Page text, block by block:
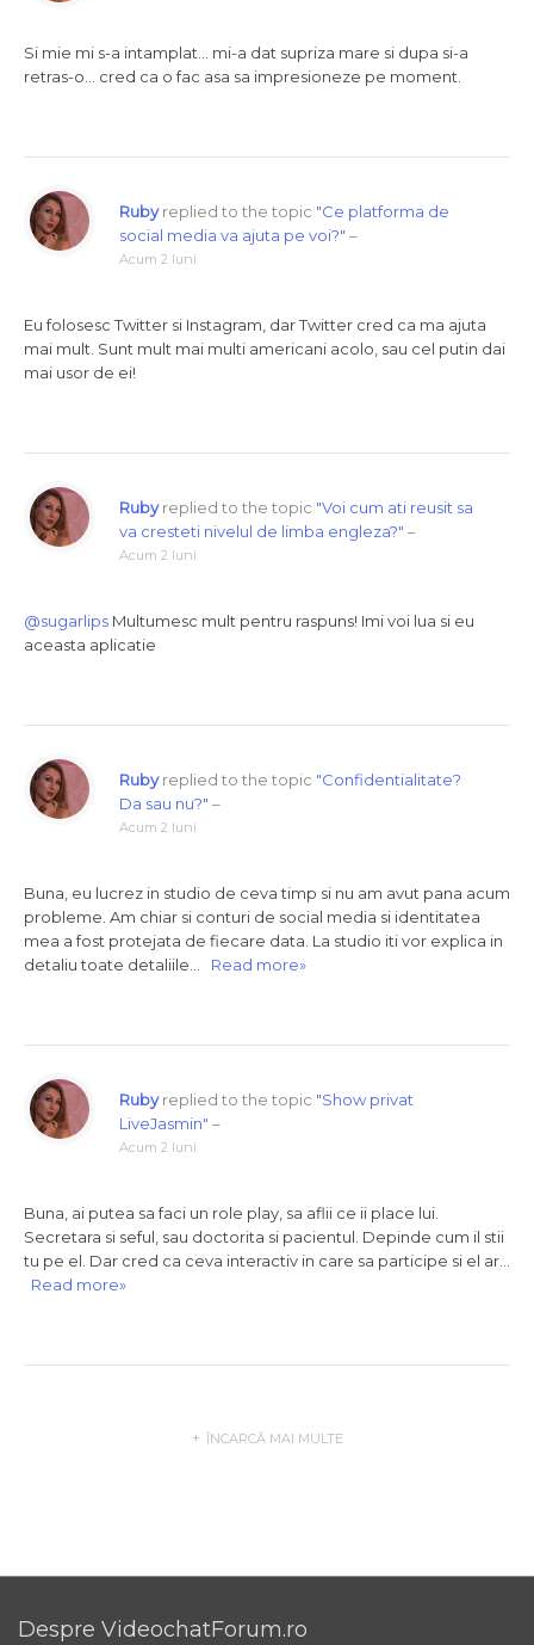
Si mie mi s-a intamplat… mi-a dat supriza mare si dupa si-a
retras-o… cred ca o fac asa sa impresioneze pe moment.
Rubyreplied to the topic "Ce platforma de
social media va ajuta pe voi?" –
Acum 2 luni
Eu folosesc Twitter si Instagram, dar Twitter cred ca ma ajuta
mai mult. Sunt mult mai multi americani acolo, sau cel putin dai
mai usor de ei!
Rubyreplied to the topic "Voi cum ati reusit sa
va cresteti nivelul de limba engleza?" –
Acum 2 luni
@sugarlips Multumesc mult pentru raspuns! Imi voi lua si eu
aceasta aplicatie
Rubyreplied to the topic "Confidentialitate?
Da sau nu?" –
Acum 2 luni
Buna, eu lucrez in studio de ceva timp si nu am avut pana acum
probleme. Am chiar si conturi de social media si identitatea
mea a fost protejata de fiecare data. La studio iti vor explica in
detaliu toate detaliile… Read more»
Rubyreplied to the topic "Show privat
LiveJasmin" –
Acum 2 luni
Buna, ai putea sa faci un role play, sa aflii ce ii place lui.
Secretara si seful, sau doctorita si pacientul. Depinde cum il stii
tu pe el. Dar cred ca ceva interactiv in care sa participe si el ar…
Read more»
ÎNCARCĂ MAI MULTE
Despre VideochatForum.ro